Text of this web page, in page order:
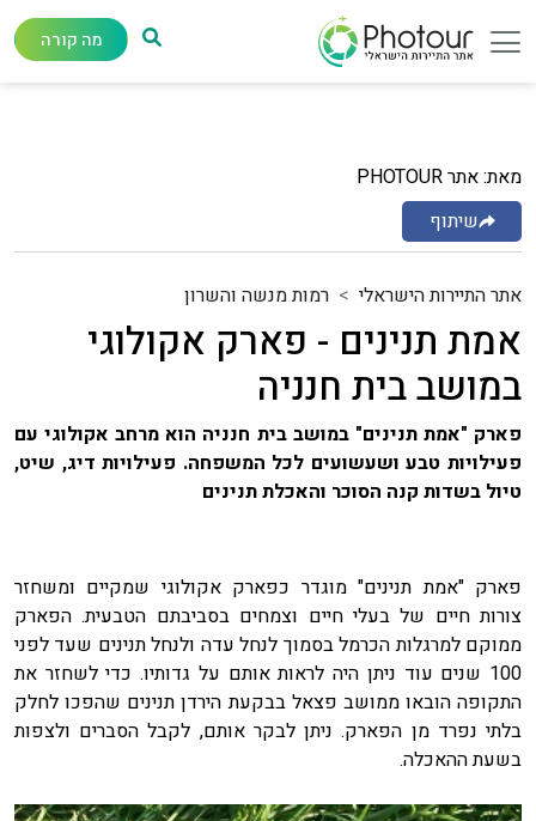
מה קורה
מאת: אתר PHOTOUR
שיתוף
אתר התיירות הישראלי רמות מנשה והשרון
אמת תנינים - פארק אקולוגי
במושב בית חנניה
פארק "אמת תנינים" במושב בית חנניה הוא מרחב אקולוגי עם
פעילויות טבע ושעשועים לכל המשפחה. פעילויות דיג, שיט,
טיול בשדות קנה הסוכר והאכלת תנינים
פארק "אמת תנינים" מוגדר כפארק אקולוגי שמקיים ומשחזר
צורות חיים של בעלי חיים וצמחים בסביבתם הטבעית. הפארק
ממוקם למרגלות הכרמל בסמוך לנחל עדה ולנחל תנינים שעד לפני
100 שנים עוד ניתן היה לראות אותם על גדותיו. כדי לשחזר את
התקופה הובאו ממושב פצאל בבקעת הירדן תנינים שהפכו לחלק
בלתי נפרד מן הפארק. ניתן לבקר אותם, לקבל הסברים ולצפות
בשעת ההאכלה.